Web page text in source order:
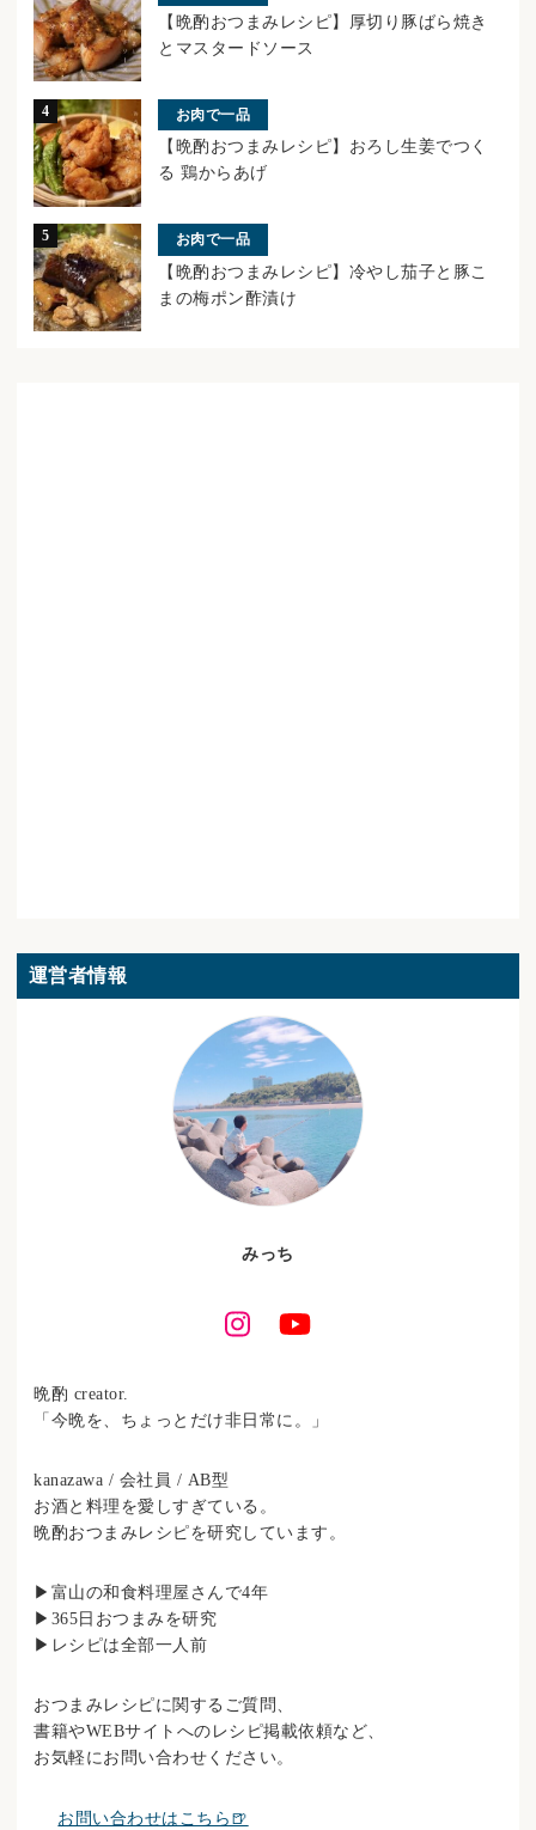
【晩酌おつまみレシピ】厚切り豚ばら焼き
とマスタードソース
お肉で一品
【晩酌おつまみレシピ】おろし生姜でつく
る 鶏からあげ
お肉で一品
【晩酌おつまみレシピ】冷やし茄子と豚こ
まの梅ポン酢漬け
運営者情報
みっち
晩酌 creator.
「今晩を、ちょっとだけ非日常に。」
kanazawa / 会社員 / AB型
お酒と料理を愛しすぎている。
晩酌おつまみレシピを研究しています。
▶︎富山の和食料理屋さんで4年
▶︎365日おつまみを研究
▶︎レシピは全部一人前
おつまみレシピに関するご質問、
書籍やWEBサイトへのレシピ掲載依頼など、
お気軽にお問い合わせください。
お問い合わせはこちら🍺